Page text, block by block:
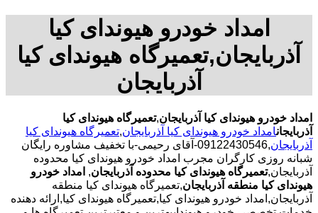
امداد خودرو هیوندای کیا
آذربایجان,تعمیرگاه هیوندای کیا
آذربایجان
امداد خودرو هیوندای کیا آذربایجان,تعمیرگاه هیوندای کیا
آذربایجانامداد خودرو هیوندای کیا آذربایجان,تعمیرگاه هیوندای کیا
آذربایجان
,09122430546-آقای رحیمی-با تخفیف مشاوره رایگان
شبانه روزی کارگران مجرب امداد خودرو هیوندای کیا محدوده
آذربایجان,تعمیرگاه هیوندای کیا محدوده آذربایجان, امداد خودرو
هیوندای کیا منطقه آذربایجان,تعمیرگاه هیوندای کیا منطقه
آذربایجان,امداد خودرو هیوندای کیا,تعمیرگاه هیوندای کیا,ارائه دهنده